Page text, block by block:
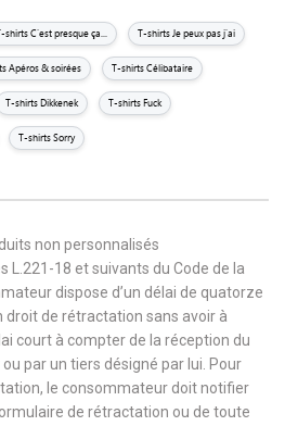
shirts C'est presque ça... T-shirts Je peux pas j'ai
Apéros & soirées T-shirts Célibataire
T-shirts Dikkenek T-shirts Fuck
T-shirts Sorry
non personnalisés
18 et suivants du Code de la
dispose d’un délai de quatorze
droit de rétractation sans avoir à
court à compter de la réception du
par un tiers désigné par lui. Pour
le consommateur doit notifier
de rétractation ou de toute